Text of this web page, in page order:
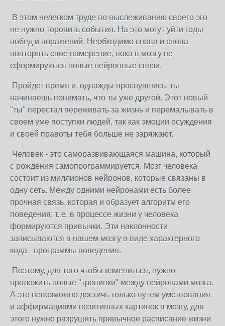
В этом нелегком труде по выслеживанию своего эго
не нужно торопить события. На это могут уйти годы
побед и поражений. Необходимо снова и снова
повторять свое намерение, пока в мозгу не
сформируются новые нейронные связи.
Пройдет время и, однажды проснувшись, ты
начинаешь понимать, что ты уже другой. Этот новый
"ты" перестал переживать за жизнь и перемалывать в
своем уме поступки людей, так как эмоции осуждения
и своей правоты тебя больше не заряжают.
Человек - это саморазвивающаяся машина, который
с рождения самопрограммируется. Мозг человека
состоит из миллионов нейронов, которые связаны в
одну сеть. Между одними нейронами есть более
прочная связь, которая и образует алгоритм его
поведения; т. е, в процессе жизни у человека
формируются привычки. Эти наклонности
записываются в нашем мозгу в виде характерного
кода - программы поведения.
Поэтому, для того чтобы измениться, нужно
проложить новые "тропинки" между нейронами мозга.
А это невозможно достичь только путем умствования
и аффирмациями позитивных картинок в мозгу, для
этого нужно разрушить привычное расписание жизни